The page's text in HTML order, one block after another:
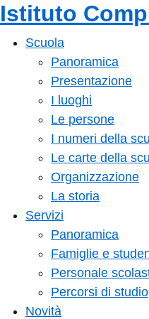
Istituto
Scuola
Panoramica
Presentazione
I luoghi
Le persone
I numeri della
Le carte della
Organizzazione
La storia
Servizi
Panoramica
Famiglie e
Personale
Percorsi di studio
Novità